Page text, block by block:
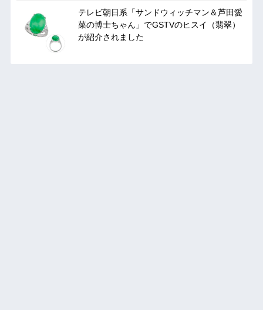
テレビ朝日系「サンドウィッチマン＆芦田愛
菜の博士ちゃん」でGSTVのヒスイ（翡翠）
が紹介されました